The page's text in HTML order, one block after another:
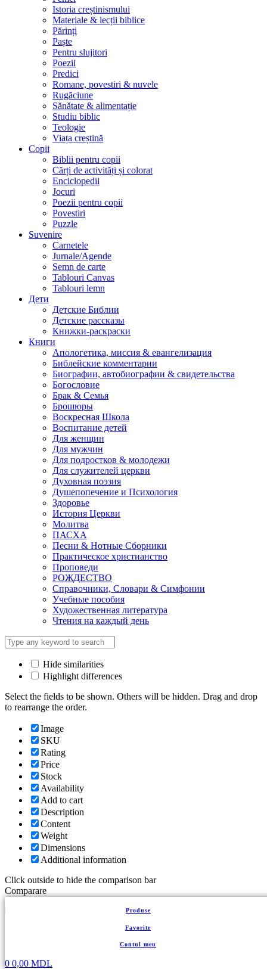
Produse
Favorite
Contul meu
0 0,00 MDL
Istoria creștinismului
Materiale & lecții biblice
Părinți
Paște
Pentru slujitori
Poezii
Predici
Romane, povestiri & nuvele
Rugăciune
Sănătate & alimentație
Studiu biblic
Teologie
Viața creștină
Copii
Biblii pentru copii
Cărți de activități și colorat
Enciclopedii
Jocuri
Poezii pentru copii
Povestiri
Puzzle
Suvenire
Carnetele
Jurnale/Agende
Semn de carte
Tablouri Canvas
Tablouri lemn
Дети
Детские Библии
Детские рассказы
Книжки-раскраски
Книги
Апологетика, миссия & евангелизация
Библейские комментарии
Биографии, автобиографии & свидетельства
Богословие
Брак & Семья
Брошюры
Воскресная Школа
Воспитание детей
Для женщин
Для мужчин
Для подростков & молодежи
Для служителей церкви
Духовная поэзия
Душепопечение и Психология
Здоровье
История Церкви
Молитва
ПАСХА
Песни & Нотные Сборники
Практическое христианство
Проповеди
РОЖДЕСТВО
Справочники, Словари & Симфонии
Учебные пособия
Художественная литература
Чтения на каждый день
Hide similarities
Highlight differences
Select the fields to be shown. Others will be hidden. Drag and drop
to rearrange the order.
Image
SKU
Rating
Price
Stock
Availability
Add to cart
Description
Content
Weight
Dimensions
Additional information
Click outside to hide the comparison bar
Comparare